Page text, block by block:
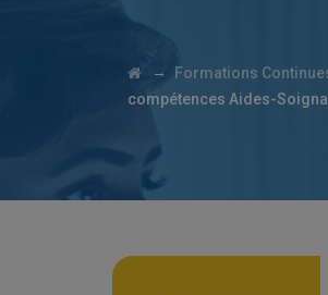
→ Formations
compétences Aides-